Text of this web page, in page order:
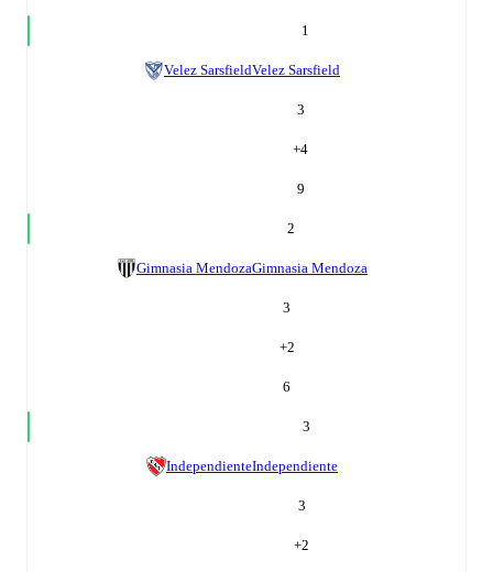
1
Velez SarsfieldVelez Sarsfield
3
+4
9
2
Gimnasia MendozaGimnasia Mendoza
3
+2
6
3
IndependienteIndependiente
3
+2